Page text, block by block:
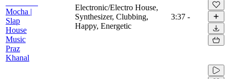
Mocha |
Slap
House
Music
Praz
Khanal
Electronic/Electro House,
Synthesizer, Clubbing,
Happy, Energetic
3:37 -